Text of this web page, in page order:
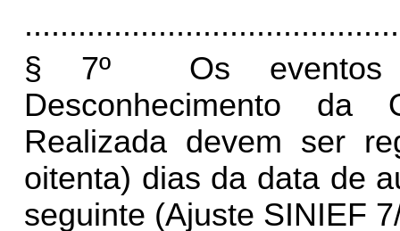
§ 7º Os eventos
Desconhecimento da
Realizada devem ser
oitenta) dias da data de
seguinte (Ajuste SINIEF